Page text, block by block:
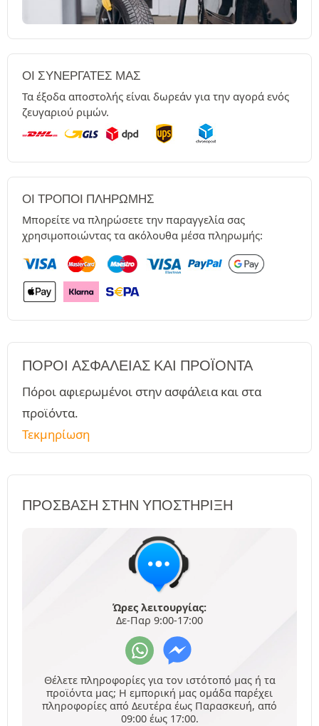
ΟΙ ΣΥΝΕΡΓΆΤΕΣ ΜΑΣ
Τα έξοδα αποστολής είναι δωρεάν για την αγορά ενός
ζευγαριού ριμών.
ΟΙ ΤΡΌΠΟΙ ΠΛΗΡΩΜΉΣ
Μπορείτε να πληρώσετε την παραγγελία σας
χρησιμοποιώντας τα ακόλουθα μέσα πληρωμής:
ΠΌΡΟΙ ΑΣΦΑΛΕΊΑΣ ΚΑΙ ΠΡΟΪΌΝΤΑ
Πόροι αφιερωμένοι στην ασφάλεια και στα
προϊόντα.
Τεκμηρίωση
ΠΡΌΣΒΑΣΗ ΣΤΗΝ ΥΠΟΣΤΉΡΙΞΗ
Ώρες λειτουργίας:
Δε-Παρ 9:00-17:00
Θέλετε πληροφορίες για τον ιστότοπό μας ή τα
προϊόντα μας; Η εμπορική μας ομάδα παρέχει
πληροφορίες από Δευτέρα έως Παρασκευή, από
09:00 έως 17:00.